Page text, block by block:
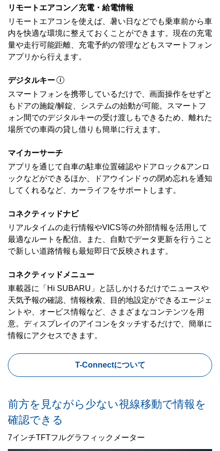
リモートエアコン／充電・給電情報
リモートエアコンを使えば、暑い日などでも乗車前から車
内を快適な環境に整えておくことができます。現在の充電
量や走行可能距離、充電予約の管理などもスマートフォン
アプリから行えます。
デジタルキー
スマートフォンを携帯しているだけで、画面操作をせずと
もドアの施錠/解錠、システムの始動が可能。スマートフ
ォン間でのデジタルキーの受け渡しもできるため、離れた
場所での車両の貸し借りも簡単に行えます。
マイカーサーチ
アプリを通じて自車の駐車位置確認やドアロック&アンロ
ックなどができるほか、ドアウインドゥの閉め忘れを通知
してくれるなど、カーライフをサポートします。
コネクティッドナビ
リアルタイムの走行情報やVICS等の外部情報を活用して
最適なルートを配信。また、自動でデータ更新を行うこと
で新しい道路情報も最短即日で反映されます。
コネクティッドメニュー
車載器に「Hi SUBARU」と話しかけるだけでニュースや
天気予報の確認、情報検索、目的地設定ができるエージェ
ントや、オービス情報など、さまざまなコンテンツを用
意。ディスプレイのアイコンをタッチするだけで、簡単に
情報にアクセスできます。
T-Connectについて
前方を見ながら少ない視線移動で情報を
確認できる
7インチTFTフルグラフィックメーター